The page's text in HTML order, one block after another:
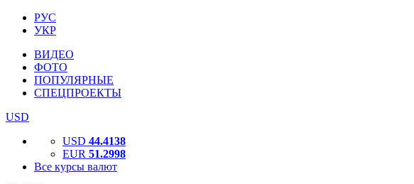
РУС
УКР
ВИДЕО
ФОТО
ПОПУЛЯРНЫЕ
СПЕЦПРОЕКТЫ
USD
USD 44.4138
EUR 51.2998
Все курсы валют